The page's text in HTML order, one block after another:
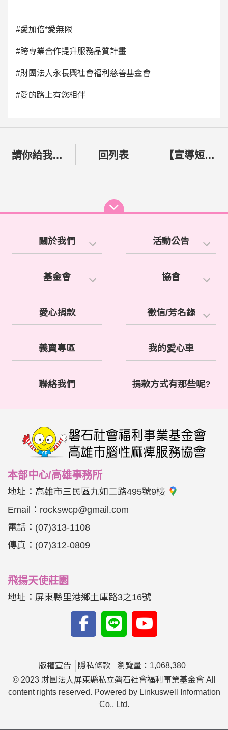
#愛加倍*愛無限
#跨專業合作提升服務品質計畫
#財團法人永長興社會福利慈善基金會
#愛的路上有您相伴
請你給我一個讚!! 回列表 【宣導短片】身邊中隱性身心障礙者的認知及理解
關於我們 活動公告
基金會 協會
愛心捐款 徵信/芳名錄
義賣專區 我的愛心車
聯絡我們 捐款方式有那些呢?
本部中心/高雄事務所
地址： 高雄市三民區九如二路495號9樓
Email： rockswcp@gmail.com
電話： (07)313-1108
傳真： (07)312-0809
飛揚天使莊園
地址：屏東縣里港鄉土庫路3之16號
版權宣告 隱私條款
瀏覽量：1,068,380
© 2023 財團法人屏東縣私立磐石社會福利事業基金會 All
content rights reserved. Powered by Linkuswell Information
Co., Ltd.